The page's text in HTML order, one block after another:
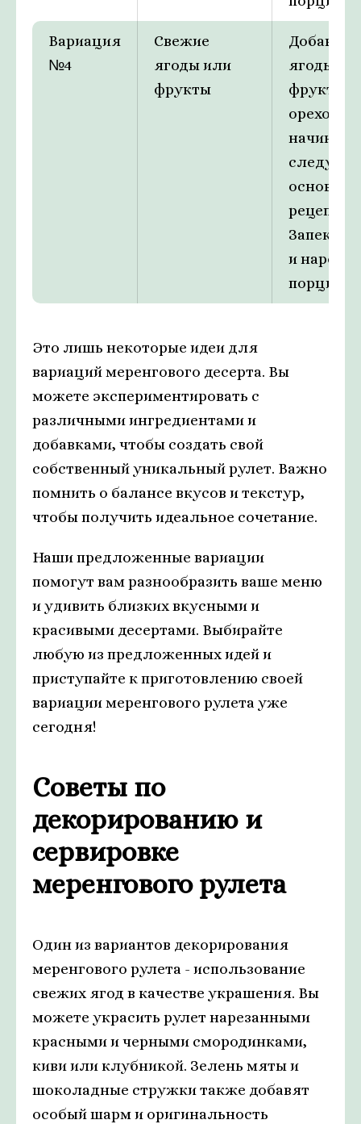
Вариация
№4
Свежие
ягоды или
фрукты
Добавить
ягоды
фрукты к
ореховой
начинке,
следуя
рецепту.
Запекать
и
порции.
Это лишь некоторые идеи для
вариаций меренгового десерта. Вы
можете экспериментировать с
различными ингредиентами и
добавками, чтобы создать свой
собственный уникальный рулет. Важно
помнить о балансе вкусов и текстур,
чтобы получить идеальное сочетание.
Наши предложенные вариации
помогут вам разнообразить ваше меню
и удивить близких вкусными и
красивыми десертами. Выбирайте
любую из предложенных идей и
приступайте к приготовлению своей
вариации меренгового рулета уже
сегодня!
Советы по
декорированию и
сервировке
меренгового рулета
Один из вариантов декорирования
меренгового рулета - использование
свежих ягод в качестве украшения. Вы
можете украсить рулет нарезанными
красными и черными смородинками,
киви или клубникой. Зелень мяты и
шоколадные стружки также добавят
особый шарм и оригинальность